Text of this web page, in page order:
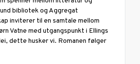
bibliotek og Aggregat
inviterer til en samtale mellom
Vatne med utgangspunkt i Ellings
dette husker vi. Romanen følger